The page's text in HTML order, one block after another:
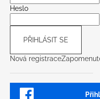
Heslo
PŘIHLÁSIT SE
Nová registrace